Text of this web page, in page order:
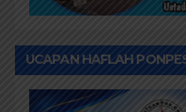
UCAPAN HAFLAH